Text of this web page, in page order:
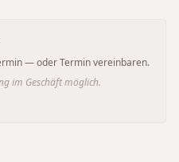
— oder Termin vereinbaren.
im Geschäft möglich.